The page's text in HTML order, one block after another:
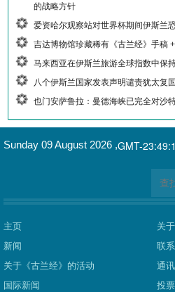
的战略方针
爱资哈尔观察站对世界杯期间伊斯兰
吉达博物馆珍藏稀有《古兰经》手稿
马来西亚在伊斯兰旅游全球指数中保
八个伊斯兰国家发表声明谴责犹太复
也门安萨鲁拉：曼德海峡已完全对沙
GMT-
Sunday 09 August 2026 ,
主页
新闻
关于《古兰经》的活动
国际新闻
关
联
通讯
投票